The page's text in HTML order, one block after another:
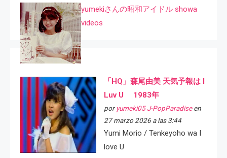
yumekiさんの昭和アイドル showa
videos
「HQ」森尾由美 天気予報は I
Luv U 1983年
por yumeki05 J-PopParadiseen
27 marzo 2026 a las 3:44
Yumi Morio / Tenkeyoho wa I
love U